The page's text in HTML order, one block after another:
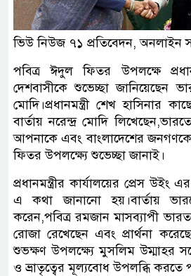
ভিউ নিউজ ৭১ প্রতিবেদন, অনলাইন
পবিত্র ঈদুল ফিতর উপলক্ষে
দেশবাসীকে শুভেচ্ছা জানিয়েছেন
মোদি।প্রধানমন্ত্রী শেখ হাসিনার
বার্তায় নরেন্দ্র মোদি
আপনাকে এবং বাংলাদেশের
ফিতর উপলক্ষ্যে শুভেচ্ছা জানাই।
প্রধানমন্ত্রীর কার্যালয়ের প্রেস উইং
এ কথা জানানো হয়।বার্তায়
করেন,পবিত্র রমজান মাসব্যাপী
রোজা রেখেছেন এবং প্রার্থনা
শুভক্ষণ উপলক্ষ্যে মুসলিম উম্মাহর
ও ভ্রাতৃত্বের মূল্যবোধ উপলব্ধি করতে